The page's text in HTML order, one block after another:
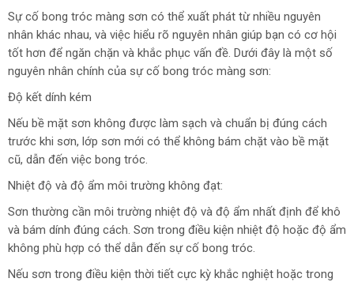
Sự cố bong tróc màng sơn có thể xuất phát từ nhiều nguyên
nhân khác nhau, và việc hiểu rõ nguyên nhân giúp bạn có cơ hội
tốt hơn để ngăn chặn và khắc phục vấn đề. Dưới đây là một số
nguyên nhân chính của sự cố bong tróc màng sơn:
Độ kết dính kém
Nếu bề mặt sơn không được làm sạch và chuẩn bị đúng cách
trước khi sơn, lớp sơn mới có thể không bám chặt vào bề mặt
cũ, dẫn đến việc bong tróc.
Nhiệt độ và độ ẩm môi trường không đạt:
Sơn thường cần môi trường nhiệt độ và độ ẩm nhất định để khô
và bám dính đúng cách. Sơn trong điều kiện nhiệt độ hoặc độ ẩm
không phù hợp có thể dẫn đến sự cố bong tróc.
Nếu sơn trong điều kiện thời tiết cực kỳ khắc nghiệt hoặc trong